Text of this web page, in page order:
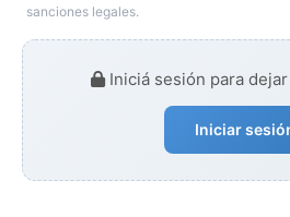
sanciones legales.
Iniciá sesión para
Iniciar